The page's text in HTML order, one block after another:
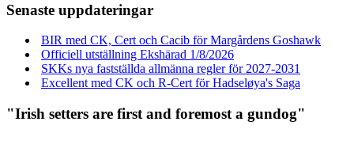
Senaste uppdateringar
BIR med CK, Cert och Cacib för Margårdens Goshawk
Officiell utställning Ekshärad 1/8/2026
SKKs nya fastställda allmänna regler för 2027-2031
Excellent med CK och R-Cert för Hadseløya's Saga
"Irish setters are first and foremost a gundog"